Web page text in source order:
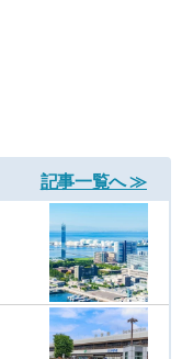
記事一覧へ ≫